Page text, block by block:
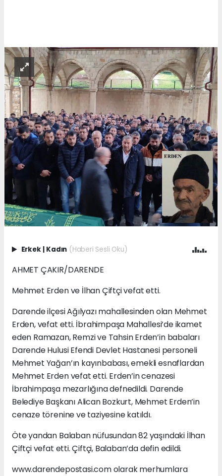
Erkek Kadın (Haberi Sesli Oku)
AHMET ÇAKIR/DARENDE
Mehmet Erden ve İlhan Çiftçi vefat etti.
Darende ilçesi Ağılyazı mahallesinden olan Mehmet
Erden, vefat etti. İbrahimpaşa Mahallesi’de ikamet
eden Ramazan, Remzi ve Tahsin Erden’in babaları
Darende Hulusi Efendi Devlet Hastanesi personeli
Mehmet Yağan’ın kayınbabası, emekli esnaflardan
Mehmet Erden vefat etti. Erden’in cenazesi
İbrahimpaşa mezarlığına defnedildi. Darende
Belediye Başkanı Alican Bozkurt, Mehmet Erden’in
cenaze törenine ve taziyesine katıldı.
Öte yandan Balaban nüfusundan 82 yaşındaki İlhan
Çiftçi vefat etti. Çiftçi, Balaban’da defin edildi.
www.darendepostasi.com olarak merhumlara